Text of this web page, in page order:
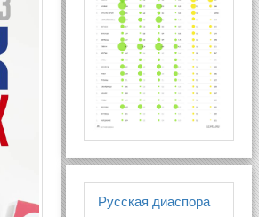
Русская диаспора